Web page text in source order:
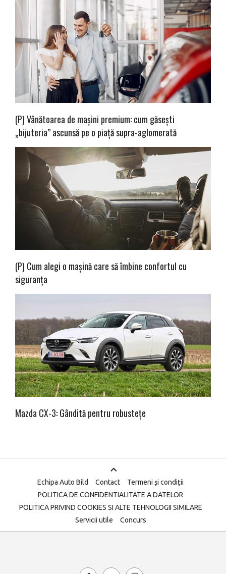
(P) Vânătoarea de mașini premium: cum găsești
„bijuteria” ascunsă pe o piață supra-aglomerată
(P) Cum alegi o mașină care să îmbine confortul cu
siguranța
Mazda CX-3: Gândită pentru robustețe
Echipa Auto Bild Contact
Termeni și condiții
POLITICA DE CONFIDENTIALITATE A DATELOR
POLITICA PRIVIND COOKIES SI ALTE TEHNOLOGII SIMILARE
Servicii utile
Concurs